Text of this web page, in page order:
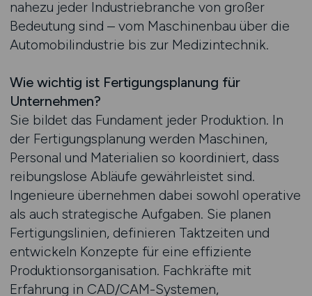
nahezu jeder Industriebranche von großer
Bedeutung sind – vom Maschinenbau über die
Automobilindustrie bis zur Medizintechnik.
Wie wichtig ist Fertigungsplanung für
Unternehmen?
Sie bildet das Fundament jeder Produktion. In
der Fertigungsplanung werden Maschinen,
Personal und Materialien so koordiniert, dass
reibungslose Abläufe gewährleistet sind.
Ingenieure übernehmen dabei sowohl operative
als auch strategische Aufgaben. Sie planen
Fertigungslinien, definieren Taktzeiten und
entwickeln Konzepte für eine effiziente
Produktionsorganisation. Fachkräfte mit
Erfahrung in CAD/CAM-Systemen,